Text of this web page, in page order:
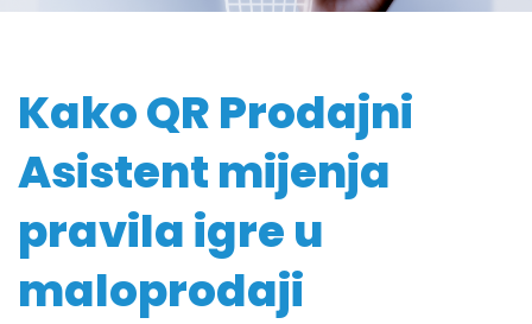
Kako QR Prodajni
Asistent mijenja
pravila igre u
maloprodaji